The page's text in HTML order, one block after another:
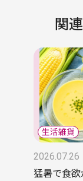
関
2026.07.26
猛暑で食